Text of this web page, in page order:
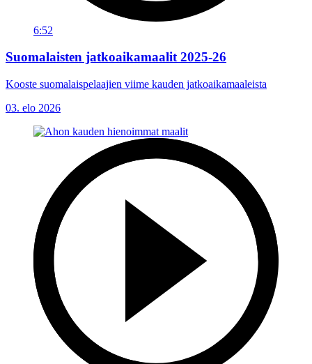
6:52
Suomalaisten jatkoaikamaalit 2025-26
Kooste suomalaispelaajien viime kauden jatkoaikamaaleista
03. elo 2026